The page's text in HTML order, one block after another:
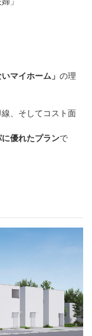
マイホーム」 の理
、そしてコスト面
に優れたプランで